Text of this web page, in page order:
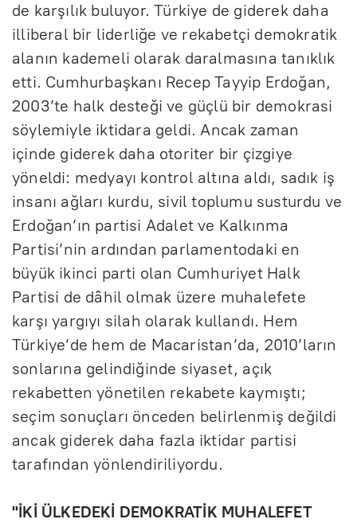
de karşılık buluyor. Türkiye de giderek daha
illiberal bir liderliğe ve rekabetçi demokratik
alanın kademeli olarak daralmasına tanıklık
etti. Cumhurbaşkanı Recep Tayyip Erdoğan,
2003’te halk desteği ve güçlü bir demokrasi
söylemiyle iktidara geldi. Ancak zaman
içinde giderek daha otoriter bir çizgiye
yöneldi: medyayı kontrol altına aldı, sadık iş
insanı ağları kurdu, sivil toplumu susturdu ve
Erdoğan’ın partisi Adalet ve Kalkınma
Partisi’nin ardından parlamentodaki en
büyük ikinci parti olan Cumhuriyet Halk
Partisi de dâhil olmak üzere muhalefete
karşı yargıyı silah olarak kullandı. Hem
Türkiye’de hem de Macaristan’da, 2010’ların
sonlarına gelindiğinde siyaset, açık
rekabetten yönetilen rekabete kaymıştı;
seçim sonuçları önceden belirlenmiş değildi
ancak giderek daha fazla iktidar partisi
tarafından yönlendiriliyordu.
"İKİ ÜLKEDEKİ DEMOKRATİK MUHALEFET